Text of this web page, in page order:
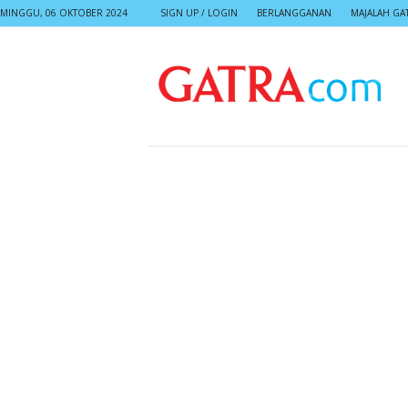
MINGGU, 06 OKTOBER 2024 SIGN UP / LOGIN BERLANGGANAN MAJALAH